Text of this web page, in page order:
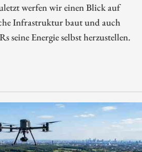
werfen wir einen Blick auf
Infrastruktur baut und auch
seine Energie selbst herzustellen.